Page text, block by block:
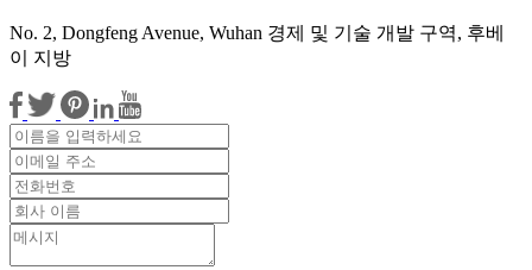
No. 2, Dongfeng Avenue, Wuhan 경제 및 기술 개발 구역, 후베
이 지방